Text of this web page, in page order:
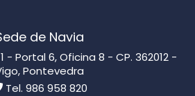
de Navia
- Portal 6, Oficina 8 - CP. 362012 -
Pontevedra
Tel. 986 958 820